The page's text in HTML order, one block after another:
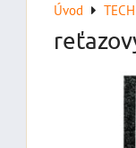
Úvod